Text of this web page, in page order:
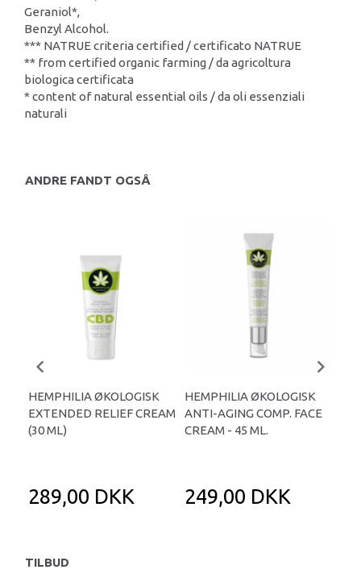
Geraniol*,
Benzyl Alcohol.
*** NATRUE criteria certified / certificato NATRUE
** from certified organic farming / da agricoltura
biologica certificata
* content of natural essential oils / da oli essenziali
naturali
ANDRE FANDT OGSÅ
HEMPHILIA ØKOLOGISK
EXTENDED RELIEF CREAM
(30 ML)
289,00 DKK
HEMPHILIA ØKOLOGISK
ANTI-AGING COMP. FACE
CREAM - 45 ML.
249,00 DKK
TILBUD